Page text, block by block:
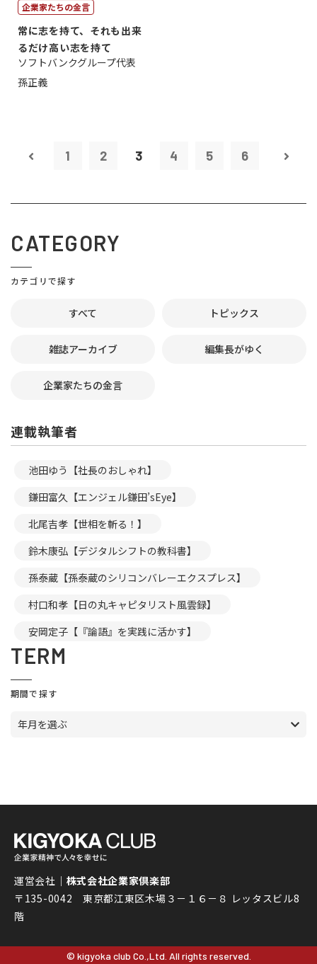
企業家たちの金言
常に志を持て、それも出来
るだけ高い志を持て
ソフトバンクグループ代表
孫正義
1 2 3 4 5 6
CATEGORY
カテゴリで探す
すべて トピックス
雑誌アーカイブ 編集長がゆく
企業家たちの金言
連載執筆者
池田ゆう【社長のおしゃれ】
鎌田富久【エンジェル鎌田’sEye】
北尾吉孝【世相を斬る！】
鈴木康弘【デジタルシフトの教科書】
孫泰蔵【孫泰蔵のシリコンバレーエクスプレス】
村口和孝【日の丸キャピタリスト風雲録】
安岡定子【『論語』を実践に活かす】
TERM
期間で探す
年月を選ぶ
運営会社｜ 株式会社企業家倶楽部
〒135-0042 東京都江東区木場３－１６－８ レッタスビル8
階
© kigyoka club Co.,Ltd. All rights reserved.